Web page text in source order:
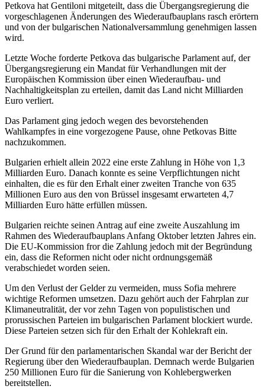
Petkova hat Gentiloni mitgeteilt, dass die Übergangsregierung die
vorgeschlagenen Änderungen des Wiederaufbauplans rasch erörtern
und von der bulgarischen Nationalversammlung genehmigen lassen
wird.
Letzte Woche forderte Petkova das bulgarische Parlament auf, der
Übergangsregierung ein Mandat für Verhandlungen mit der
Europäischen Kommission über einen Wiederaufbau- und
Nachhaltigkeitsplan zu erteilen, damit das Land nicht Milliarden
Euro verliert.
Das Parlament ging jedoch wegen des bevorstehenden
Wahlkampfes in eine vorgezogene Pause, ohne Petkovas Bitte
nachzukommen.
Bulgarien erhielt allein 2022 eine erste Zahlung in Höhe von 1,3
Milliarden Euro. Danach konnte es seine Verpflichtungen nicht
einhalten, die es für den Erhalt einer zweiten Tranche von 635
Millionen Euro aus den von Brüssel insgesamt erwarteten 4,7
Milliarden Euro hätte erfüllen müssen.
Bulgarien reichte seinen Antrag auf eine zweite Auszahlung im
Rahmen des Wiederaufbauplans Anfang Oktober letzten Jahres ein.
Die EU-Kommission fror die Zahlung jedoch mit der Begründung
ein, dass die Reformen nicht oder nicht ordnungsgemäß
verabschiedet worden seien.
Um den Verlust der Gelder zu vermeiden, muss Sofia mehrere
wichtige Reformen umsetzen. Dazu gehört auch der Fahrplan zur
Klimaneutralität, der vor zehn Tagen von populistischen und
prorussischen Parteien im bulgarischen Parlament blockiert wurde.
Diese Parteien setzen sich für den Erhalt der Kohlekraft ein.
Der Grund für den parlamentarischen Skandal war der Bericht der
Regierung über den Wiederaufbauplan. Demnach werde Bulgarien
250 Millionen Euro für die Sanierung von Kohlebergwerken
bereitstellen.